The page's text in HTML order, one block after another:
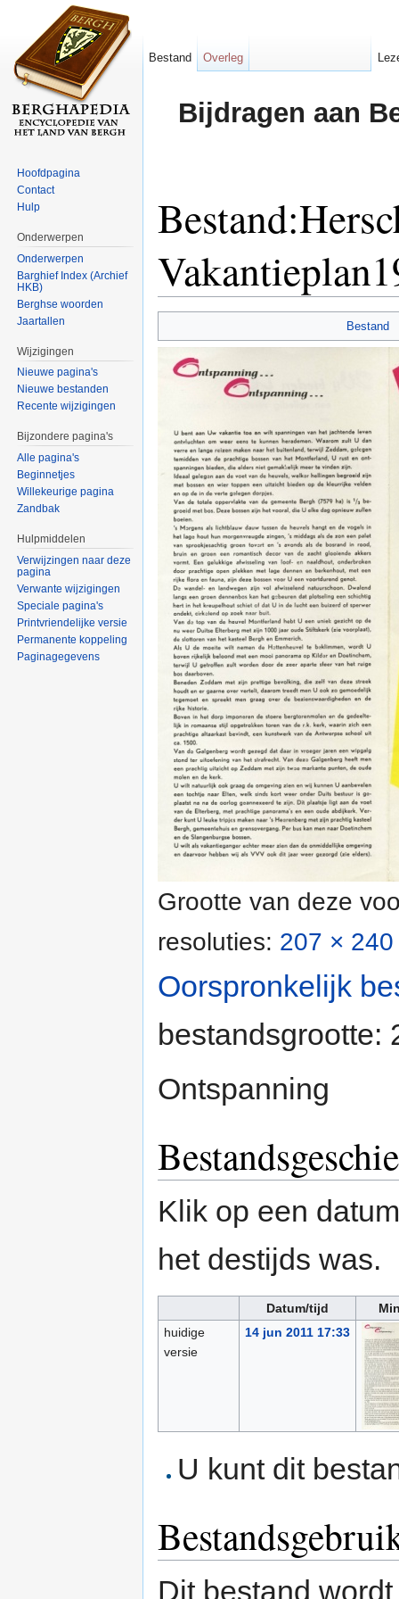
Bijdragen aan
Bestand
Grootte van deze
resoluties: 207 ×
Oorspronkelijk
bestandsgrootte:
Ontspanning
Klik op een
het destijds was.
Datum/tijd
huidige
versie
14 jun 2011 17:33
U kunt dit
Dit bestand
Bestand Overleg
Hoofdpagina
Contact
Hulp
Onderwerpen
Onderwerpen
Barghief Index (Archief
HKB)
Berghse woorden
Jaartallen
Wijzigingen
Nieuwe pagina's
Nieuwe bestanden
Recente wijzigingen
Bijzondere pagina's
Alle pagina's
Beginnetjes
Willekeurige pagina
Zandbak
Hulpmiddelen
Verwijzingen naar deze
pagina
Verwante wijzigingen
Speciale pagina's
Printvriendelijke versie
Permanente koppeling
Paginagegevens